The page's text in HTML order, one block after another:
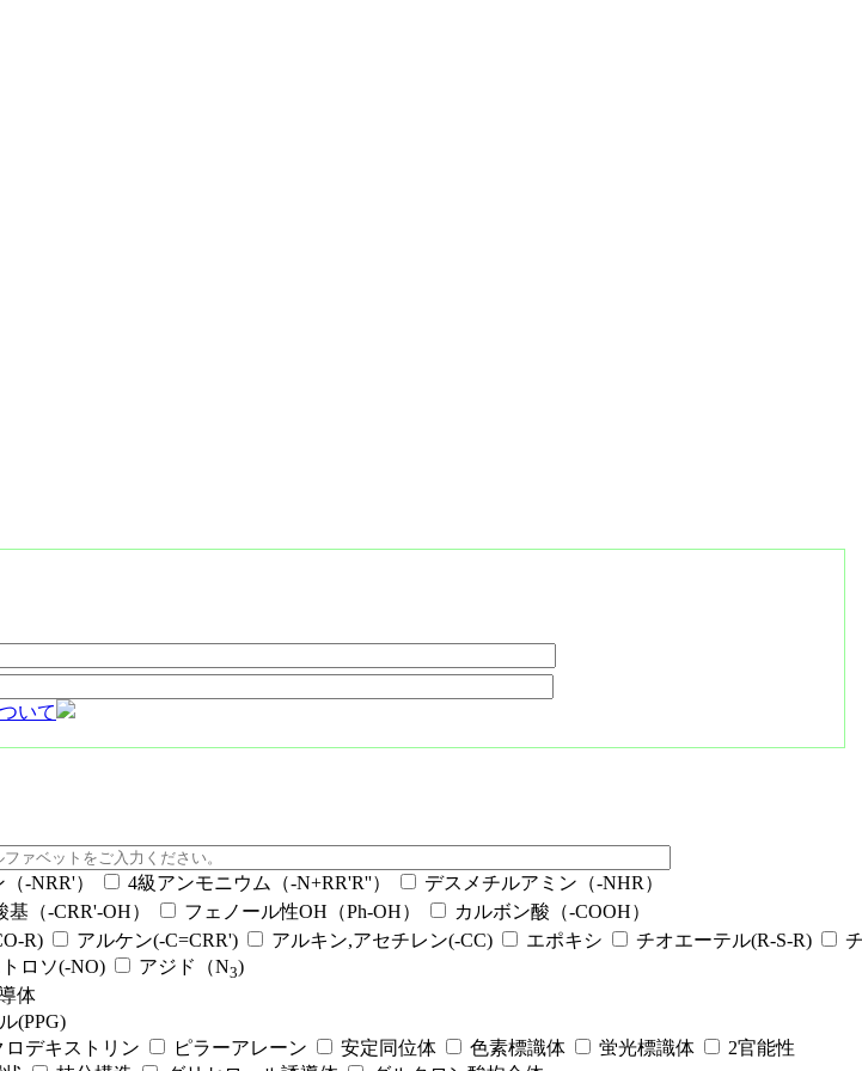
いて
-NRR'） 4級アンモニウム（-N+RR'R''）
デスメチルアミン（-NHR）
基（-CRR'-OH） フェノール性OH（Ph-OH）
カルボン酸（-COOH）
R) アルケン(-C=CRR') アルキン,アセチレン(-CC) エポキシ チオエーテル(R-S-R)
ロソ(-NO) アジド（N3)
体
(PPG)
ロデキストリン ピラーアレーン 安定同位体 色素標識体 蛍光標識体
2官能性